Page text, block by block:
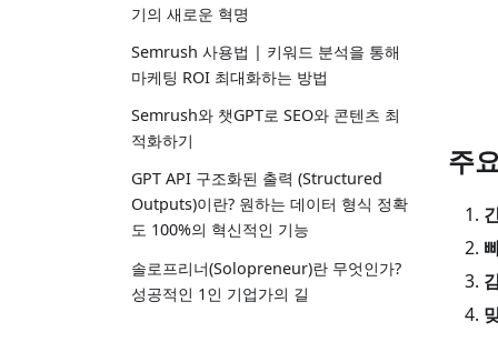
기의 새로운 혁명
Semrush 사용법 | 키워드 분석을 통해
마케팅 ROI 최대화하는 방법
Semrush와 챗GPT로 SEO와 콘텐츠 최
적화하기
GPT API 구조화된 출력 (Structured
Outputs)이란? 원하는 데이터 형식 정확
도 100%의 혁신적인 기능
솔로프리너(Solopreneur)란 무엇인가?
성공적인 1인 기업가의 길
주